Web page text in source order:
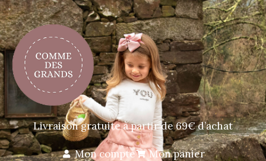
Livraison gratuite à partir de 69€ d’achat
Mon compte Mon panier